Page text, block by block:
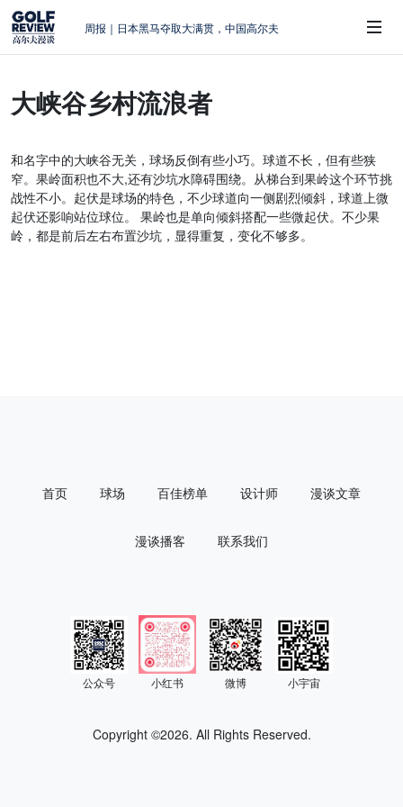
周报｜日本黑马夺取大满贯，中国高尔夫
AIG英国女子公开赛，一场大满贯的50年
蜕变
龙
查莉·赫尔：不断制造“麻烦”的流量明星
Menu
大峡谷乡村流浪者
和名字中的大峡谷无关，球场反倒有些小巧。球道不长，但有些狭
窄。果岭面积也不大,还有沙坑水障碍围绕。从梯台到果岭这个环节挑
战性不小。起伏是球场的特色，不少球道向一侧剧烈倾斜，球道上微
起伏还影响站位球位。 果岭也是单向倾斜搭配一些微起伏。不少果
岭，都是前后左右布置沙坑，显得重复，变化不够多。
首页 球场 百佳榜单 设计师 漫谈文章
漫谈播客 联系我们
公众号 小红书 微博 小宇宙
Copyright ©2026. All Rights Reserved.